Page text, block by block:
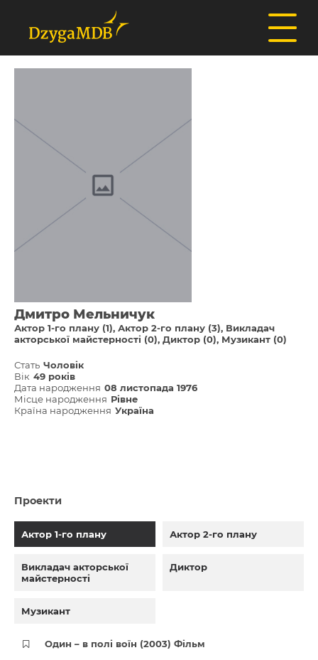
Дмитро Мельничук
Актор 1-го плану (1) Актор 2-го плану (3) Викладач
акторської майстерності (0) Диктор (0) Музикант (0)
Стать Чоловік
Вік 49 років
Дата народження 08 листопада 1976
Місце народження Рівне
Країна народження Україна
Проекти
Актор 1-го плану Актор 2-го плану
Викладач акторської
майстерності
Диктор
Музикант
Один – в полі воїн (2003) Фільм